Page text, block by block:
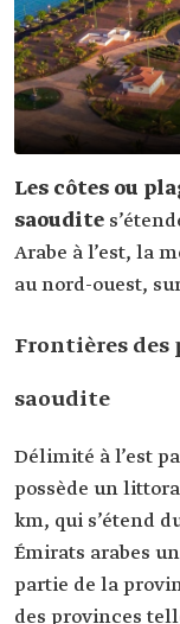
Les côtes ou
saoudite
Arabe à l’est, la
au nord-ouest,
Frontières des
saoudite
Délimité à l’est
possède un
km, qui s’étend
Émirats arabes
partie de la
des provinces